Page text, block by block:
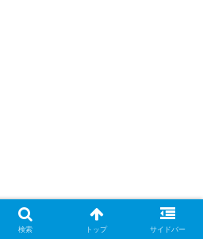
検索 トップ サイドバー